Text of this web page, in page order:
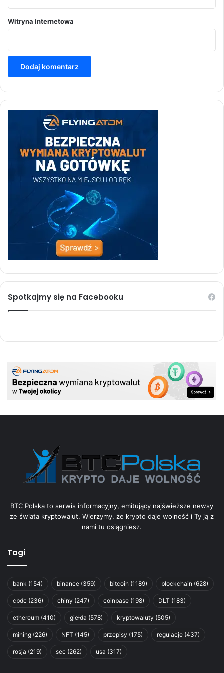
Witryna internetowa
Spotkajmy się na Facebooku
BTC Polska to serwis informacyjny, emitujący najświeższe newsy
ze świata kryptowalut. Wierzymy, że krypto daje wolność i Ty ją z
nami tu osiągniesz.
Tagi
bank (154) binance (359) bitcoin (1189) blockchain (628)
cbdc (236) chiny (247) coinbase (198) DLT (183)
ethereum (410) giełda (578) kryptowaluty (505)
mining (226) NFT (145) przepisy (175) regulacje (437)
rosja (219) sec (262) usa (317)